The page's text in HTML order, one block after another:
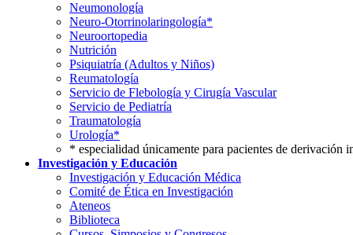
Neumonología
Neuro-Otorrinolaringología*
Neuroortopedia
Nutrición
Psiquiatría (Adultos y Niños)
Reumatología
Servicio de Flebología y Cirugía Vascular
Servicio de Pediatría
Traumatología
Urología*
* especialidad únicamente para pacientes de derivación
Investigación y Educación
Investigación y Educación Médica
Comité de Ética en Investigación
Ateneos
Biblioteca